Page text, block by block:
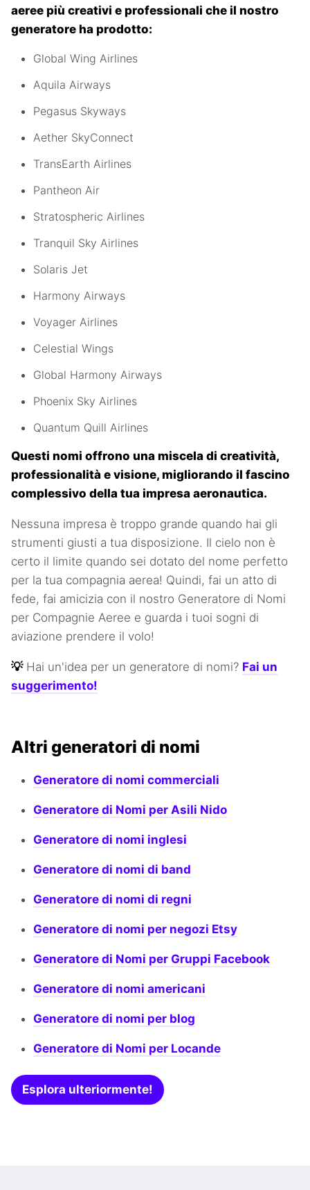
aeree più creativi e professionali che il nostro
generatore ha prodotto:
Global Wing Airlines
Aquila Airways
Pegasus Skyways
Aether SkyConnect
TransEarth Airlines
Pantheon Air
Stratospheric Airlines
Tranquil Sky Airlines
Solaris Jet
Harmony Airways
Voyager Airlines
Celestial Wings
Global Harmony Airways
Phoenix Sky Airlines
Quantum Quill Airlines
Questi nomi offrono una miscela di creatività,
professionalità e visione, migliorando il fascino
complessivo della tua impresa aeronautica.
Nessuna impresa è troppo grande quando hai gli
strumenti giusti a tua disposizione. Il cielo non è
certo il limite quando sei dotato del nome perfetto
per la tua compagnia aerea! Quindi, fai un atto di
fede, fai amicizia con il nostro Generatore di Nomi
per Compagnie Aeree e guarda i tuoi sogni di
aviazione prendere il volo!
💡 Hai un'idea per un generatore di nomi? Fai un
suggerimento!
Altri generatori di nomi
Generatore di nomi commerciali
Generatore di Nomi per Asili Nido
Generatore di nomi inglesi
Generatore di nomi di band
Generatore di nomi di regni
Generatore di nomi per negozi Etsy
Generatore di Nomi per Gruppi Facebook
Generatore di nomi americani
Generatore di nomi per blog
Generatore di Nomi per Locande
Esplora ulteriormente!